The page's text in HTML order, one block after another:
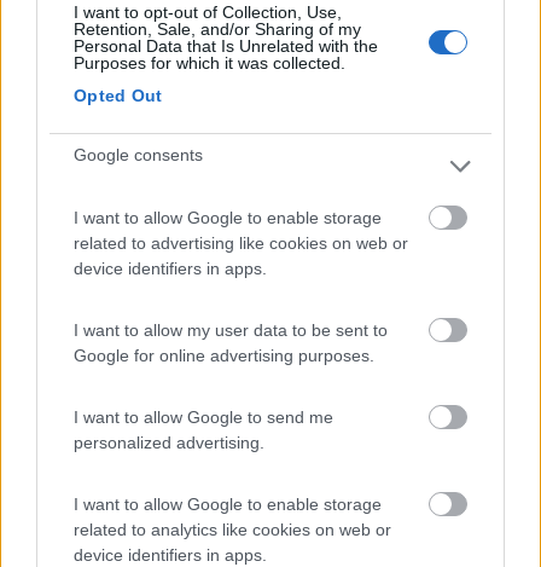
I want to opt-out of Collection, Use,
Retention, Sale, and/or Sharing of my
Personal Data that Is Unrelated with the
Purposes for which it was collected.
Opted Out
Google consents
I want to allow Google to enable storage
related to advertising like cookies on web or
device identifiers in apps.
I want to allow my user data to be sent to
Google for online advertising purposes.
I want to allow Google to send me
personalized advertising.
I want to allow Google to enable storage
related to analytics like cookies on web or
device identifiers in apps.
Gestore maleducato e arrogante
Accoglienza
04/09/2020 15:35
Nino proprietario simpatico, disponibile e gentile,
area pulita e direttamente sul mare, rapporto
Accoglienza Posizione Prezzo Pulizia
Marco Gennarino 12/07/2020 11:06
Ottimo per sosta e soggiorno, gestore disponibile
e gentile, rapporto qualità/prezzo ok.